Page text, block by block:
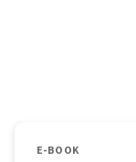
E-BOOK